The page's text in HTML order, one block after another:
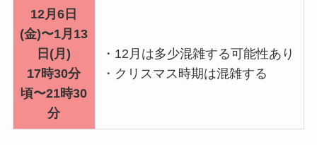
12月6日
(金)〜1月13
日(月)
17時30分
頃〜21時30
分
・12月は多少混雑する可能性あり
・クリスマス時期は混雑する